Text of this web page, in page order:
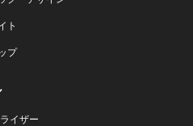
ト
プ
イザー